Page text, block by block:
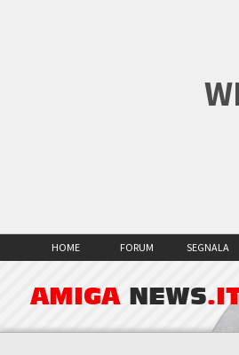
HOME FORUM SEGNALA
AMIGA NEWS